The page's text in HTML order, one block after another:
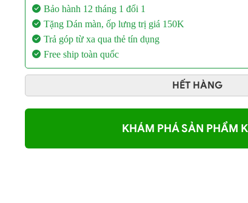
Bảo hành 12 tháng 1 đổi 1
Tặng Dán màn, ốp lưng trị giá 150K
Trả góp từ xa qua thẻ tín dụng
Free ship toàn quốc
HẾT HÀNG
KHÁM PHÁ SẢN PHẨM